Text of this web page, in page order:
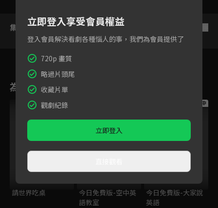
集數列表
為您推薦
跟播中
請世界吃桌
今日免費版-空中英
語教室
跟播中
今日免費版-大家說
英語
立即登入享受會員權益
登入會員解決看劇各種惱人的事，我們為會員提供了
720p 畫質
略過片頭尾
收藏片單
觀劇紀錄
立即登入